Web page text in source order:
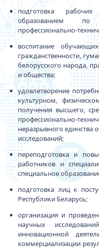
подготовка рабочих
образованием по
профессионально-
воспитание
гражданственности,
белорусского народа,
и общества;
удовлетворение
культурном,
получения высшего,
профессионально-
неразрывного единства
исследований;
переподготовка и
работников и
специальное
подготовка лиц к
Республики Беларусь;
организация и
научных
инновационной
коммерциализации